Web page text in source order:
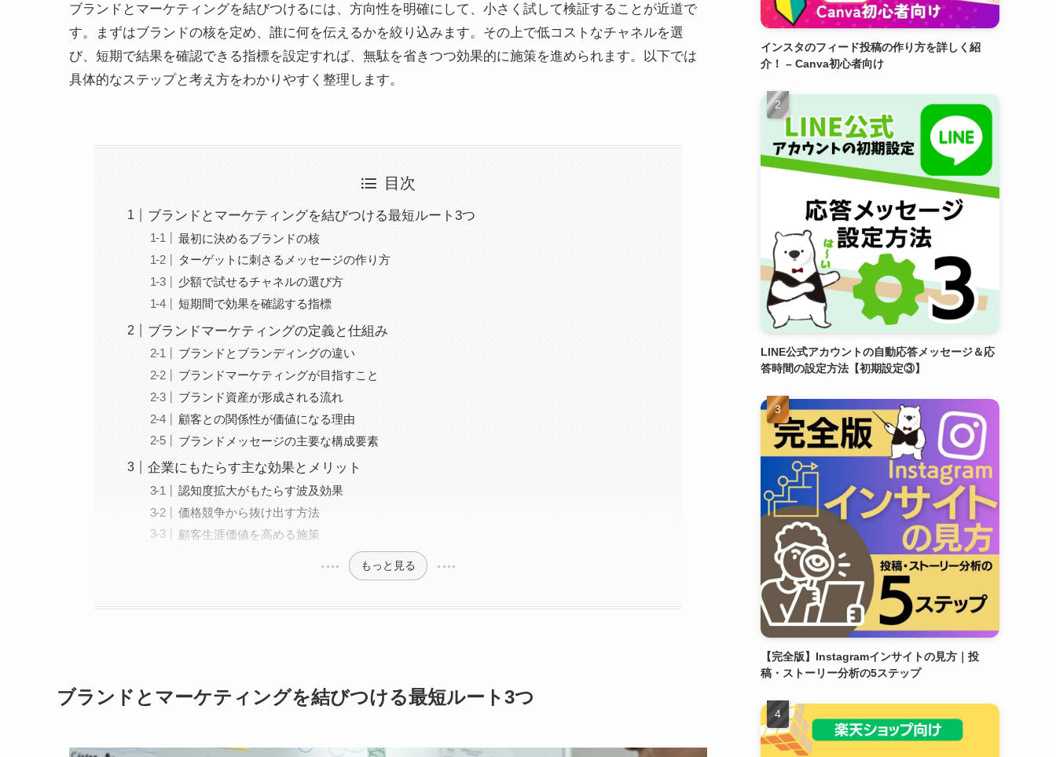
ブランドとマーケティングを結びつけるには、方向性を明確にして、小さく試して検証することが近道で
す。まずはブランドの核を定め、誰に何を伝えるかを絞り込みます。その上で低コストなチャネルを選
び、短期で結果を確認できる指標を設定すれば、無駄を省きつつ効果的に施策を進められます。以下では
具体的なステップと考え方をわかりやすく整理します。
目次
ブランドとマーケティングを結びつける最短ルート3つ
最初に決めるブランドの核
ターゲットに刺さるメッセージの作り方
少額で試せるチャネルの選び方
短期間で効果を確認する指標
ブランドマーケティングの定義と仕組み
ブランドとブランディングの違い
ブランドマーケティングが目指すこと
ブランド資産が形成される流れ
顧客との関係性が価値になる理由
ブランドメッセージの主要な構成要素
企業にもたらす主な効果とメリット
認知度拡大がもたらす波及効果
価格競争から抜け出す方法
顧客生涯価値を高める施策
もっと見る
ブランドとマーケティングを結びつける最短ルート3つ
インスタのフィード投稿の作り方を詳しく紹
介！ – Canva初心者向け
LINE公式アカウントの自動応答メッセージ＆応
答時間の設定方法【初期設定③】
【完全版】Instagramインサイトの見方｜投
稿・ストーリー分析の5ステップ